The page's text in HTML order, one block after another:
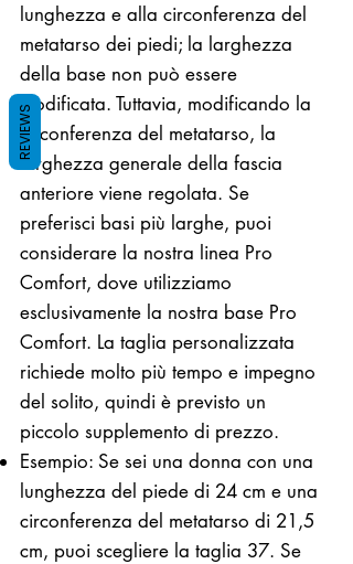
lunghezza e alla circonferenza del
metatarso dei piedi; la larghezza
della base non può essere
modificata. Tuttavia, modificando la
circonferenza del metatarso, la
larghezza generale della fascia
anteriore viene regolata. Se
preferisci basi più larghe, puoi
considerare la nostra linea Pro
Comfort, dove utilizziamo
esclusivamente la nostra base Pro
Comfort. La taglia personalizzata
richiede molto più tempo e impegno
del solito, quindi è previsto un
piccolo supplemento di prezzo.
Esempio: Se sei una donna con una
lunghezza del piede di 24 cm e una
circonferenza del metatarso di 21,5
cm, puoi scegliere la taglia 37. Se
REVIEWS